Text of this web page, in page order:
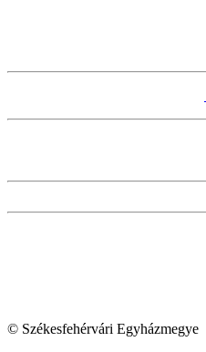
© Székesfehérvári Egyházmegye